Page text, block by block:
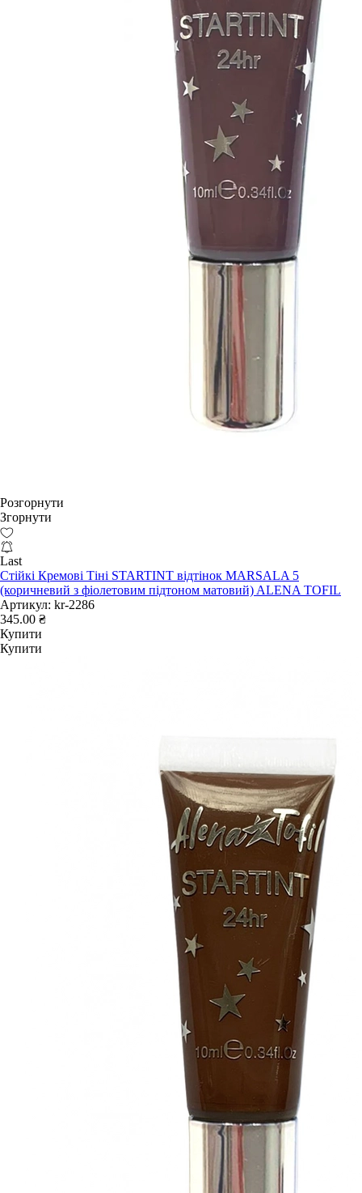
Розгорнути
Згорнути
Last
Стійкі Кремові Тіні STARTINT відтінок MARSALA 5
(коричневий з фіолетовим підтоном матовий) ALENA TOFIL
Артикул: kr-2286
345.00 ₴
Купити
Купити